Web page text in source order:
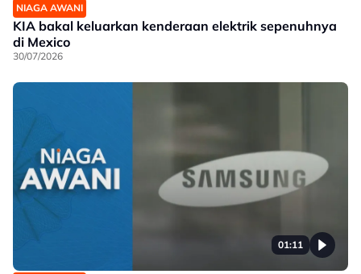
NIAGA AWANI
KIA bakal keluarkan kenderaan elektrik sepenuhnya
di Mexico
30/07/2026
01:11